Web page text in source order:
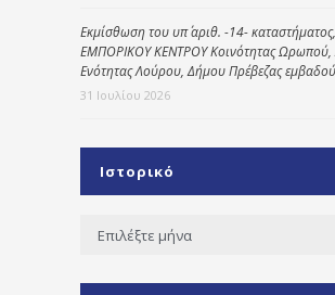
Εκμίσθωση του υπ΄ αριθ. -14- καταστήματος,
ΕΜΠΟΡΙΚΟΥ ΚΕΝΤΡΟΥ Κοινότητας Ωρωπού,
Ενότητας Λούρου, Δήμου Πρέβεζας
31 Ιουλίου 2026
Ιστορικό
Ιστορικό